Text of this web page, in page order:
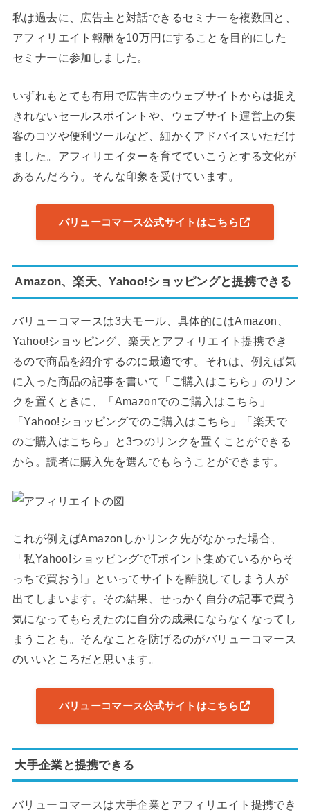
私は過去に、広告主と対話できるセミナーを複数回と、
アフィリエイト報酬を10万円にすることを目的にした
セミナーに参加しました。
いずれもとても有用で広告主のウェブサイトからは捉え
きれないセールスポイントや、ウェブサイト運営上の集
客のコツや便利ツールなど、細かくアドバイスいただけ
ました。アフィリエイターを育てていこうとする文化が
あるんだろう。そんな印象を受けています。
バリューコマース公式サイトはこちら
Amazon、楽天、Yahoo!ショッピングと提携できる
バリューコマースは3大モール、具体的にはAmazon、
Yahoo!ショッピング、楽天とアフィリエイト提携でき
るので商品を紹介するのに最適です。それは、例えば気
に入った商品の記事を書いて「ご購入はこちら」のリン
クを置くときに、「Amazonでのご購入はこちら」
「Yahoo!ショッピングでのご購入はこちら」「楽天で
のご購入はこちら」と3つのリンクを置くことができる
から。読者に購入先を選んでもらうことができます。
これが例えばAmazonしかリンク先がなかった場合、
「私Yahoo!ショッピングでTポイント集めているからそ
っちで買おう!」といってサイトを離脱してしまう人が
出てしまいます。その結果、せっかく自分の記事で買う
気になってもらえたのに自分の成果にならなくなってし
まうことも。そんなことを防げるのがバリューコマース
のいいところだと思います。
バリューコマース公式サイトはこちら
大手企業と提携できる
バリューコマースは大手企業とアフィリエイト提携でき